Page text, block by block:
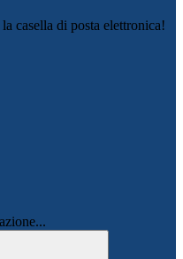
casella di posta elettronica!